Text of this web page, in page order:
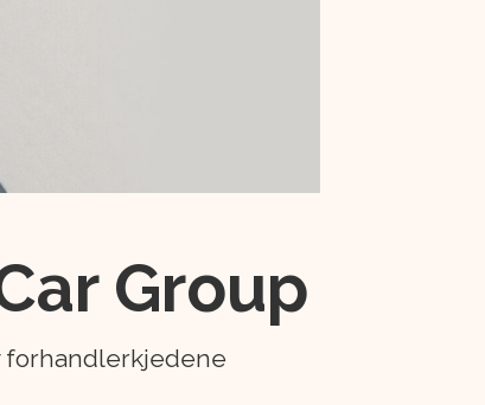
Group
forhandlerkjedene